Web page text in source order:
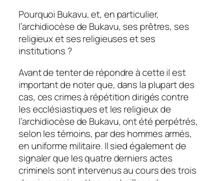
Pourquoi Bukavu, et, en particulier,
l’archidiocèse de Bukavu, ses prêtres, ses
religieux et ses religieuses et ses
institutions ?
Avant de tenter de répondre à cette il est
important de noter que, dans la plupart des
cas, ces crimes à répétition dirigés contre
les ecclésiastiques et les religieux de
l’archidiocèse de Bukavu, ont été perpétrés,
selon les témoins, par des hommes armés,
en uniforme militaire. Il sied également de
signaler que les quatre derniers actes
criminels sont intervenus au cours des trois